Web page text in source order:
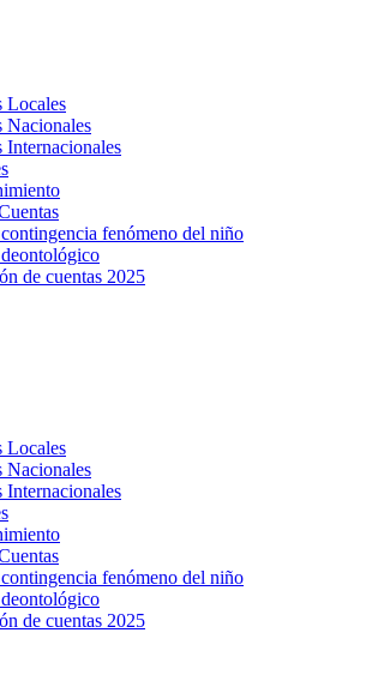
Locales
Nacionales
Internacionales
fenómeno del niño
de cuentas 2025
Locales
Nacionales
Internacionales
fenómeno del niño
de cuentas 2025